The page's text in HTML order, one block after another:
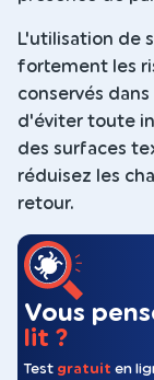
L'utilisation de
fortement les
conservés
d'éviter toute
des surfaces
réduisez les
retour.
Vous
lit ?
Test gratuit en